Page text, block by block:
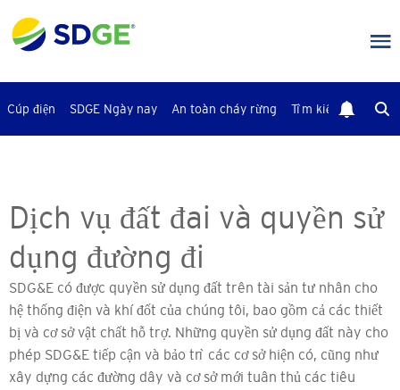
qua
Cúp điện SDGE Ngày nay An toàn cháy rừng Tìm kiếm Liên
Dịch vụ đất đai và quyền sử
dụng đường đi
SDG&E có được quyền sử dụng đất trên tài sản tư nhân cho
hệ thống điện và khí đốt của chúng tôi, bao gồm cả các thiết
bị và cơ sở vật chất hỗ trợ. Những quyền sử dụng đất này cho
phép SDG&E tiếp cận và bảo trì các cơ sở hiện có, cũng như
xây dựng các đường dây và cơ sở mới tuân thủ các tiêu